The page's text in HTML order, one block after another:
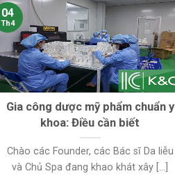
Gia công dược mỹ phẩm chuẩn y
khoa: Điều cần biết
Chào các Founder, các Bác sĩ Da liễu
và Chủ Spa đang khao khát xây [...]
04
Th4